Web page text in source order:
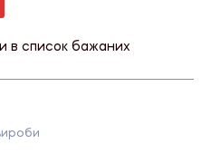
в список бажаних